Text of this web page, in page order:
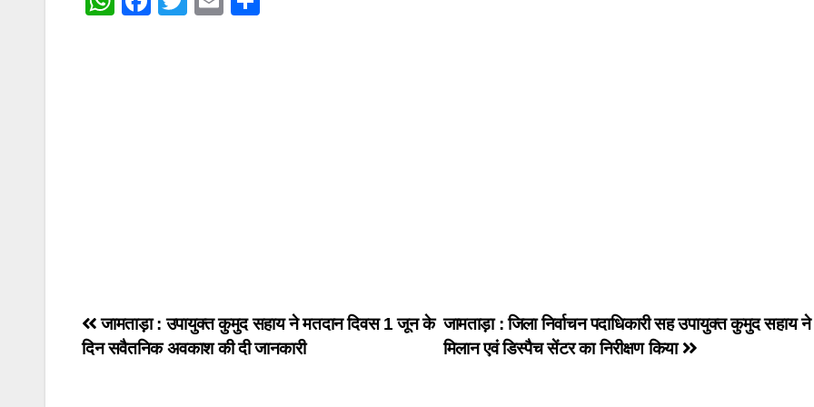
Post
जामताड़ा : जिला निर्वाचन पदाधिकारी सह उपायुक्त कुमुद सहाय ने
मिलान एवं डिस्पैच सेंटर का निरीक्षण किया
जामताड़ा : उपायुक्त कुमुद सहाय ने मतदान दिवस 1 जून के
दिन सवैतनिक अवकाश की दी जानकारी